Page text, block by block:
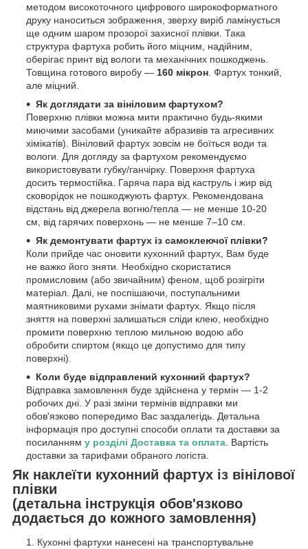
методом високоточного цифрового широкоформатного
друку наноситься зображення, зверху виріб ламінується
ще одним шаром прозорої захисної плівки. Така
структура фартуха робить його міцним, надійним,
оберігає принт від вологи та механічних пошкоджень.
Товщина готового виробу — 160 мікрон . Фартух тонкий,
але міцний.
Як доглядати за вініловим фартухом?
Поверхню плівки можна мити практично будь-якими
миючими засобами (уникайте абразивів та агресивних
хімікатів). Вініловий фартух зовсім не боїться води та
вологи. Для догляду за фартухом рекомендуємо
використовувати губку/ганчірку. Поверхня фартуха
досить термостійка. Гаряча пара від каструль і жир від
сковорідок не пошкоджують фартух. Рекомендована
відстань від джерела вогню/тепла — не менше 10-20
см, від гарячих поверхонь — не менше 7–10 см.
Як демонтувати фартух із самоклеючої плівки?
Коли прийде час оновити кухонний фартух, Вам буде
не важко його зняти. Необхідно скористатися
промисловим (або звичайним) феном, щоб розігріти
матеріал. Далі, не поспішаючи, поступальними
маятниковими рухами знімати фартух. Якщо після
зняття на поверхні залишаться сліди клею, необхідно
промити поверхню теплою мильною водою або
обробити спиртом (якщо це допустимо для типу
поверхні).
Коли буде відправлений кухонний фартух?
Відправка замовлення буде здійснена у термін — 1-2
робочих дні. У разі зміни термінів відправки ми
обов'язково попередимо Вас заздалегідь. Детальна
інформація про доступні способи оплати та доставки за
посиланням у розділі Доставка та оплата . Вартість
доставки за тарифами обраного логіста.
Як наклеїти кухонний фартух із вінілової
плівки
(детальна інструкція обов'язково
додається до кожного замовлення)
Кухонні фартухи нанесені на транспортувальне